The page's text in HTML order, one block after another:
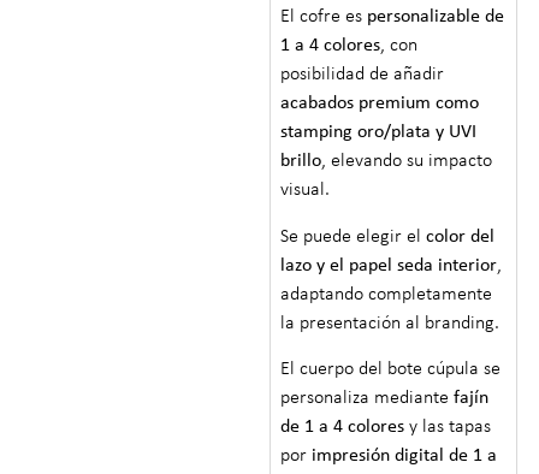
El cofre es personalizable de
1 a 4 colores, con
posibilidad de añadir
acabados premium como
stamping oro/plata y UVI
brillo, elevando su impacto
visual.
Se puede elegir elcolor del
lazo y el papel seda interior,
adaptando completamente
la presentación al branding.
El cuerpo del bote cúpula se
personaliza mediantefajín
de 1 a 4 colores y las tapas
por impresión digital de 1 a